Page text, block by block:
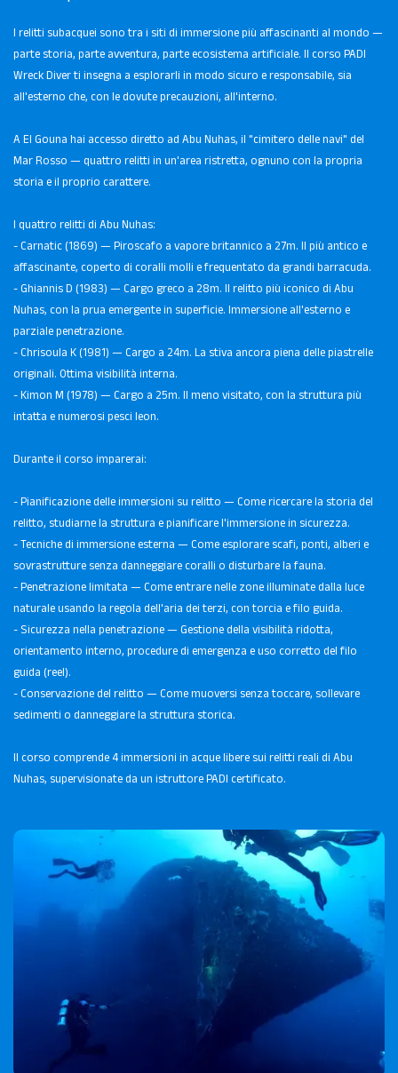
I relitti subacquei sono tra i siti di immersione più affascinanti al mondo —
parte storia, parte avventura, parte ecosistema artificiale. Il corso PADI
Wreck Diver ti insegna a esplorarli in modo sicuro e responsabile, sia
all'esterno che, con le dovute precauzioni, all'interno.
A El Gouna hai accesso diretto ad Abu Nuhas, il "cimitero delle navi" del
Mar Rosso — quattro relitti in un'area ristretta, ognuno con la propria
storia e il proprio carattere.
I quattro relitti di Abu Nuhas:
- Carnatic (1869) — Piroscafo a vapore britannico a 27m. Il più antico e
affascinante, coperto di coralli molli e frequentato da grandi barracuda.
- Ghiannis D (1983) — Cargo greco a 28m. Il relitto più iconico di Abu
Nuhas, con la prua emergente in superficie. Immersione all'esterno e
parziale penetrazione.
- Chrisoula K (1981) — Cargo a 24m. La stiva ancora piena delle piastrelle
originali. Ottima visibilità interna.
- Kimon M (1978) — Cargo a 25m. Il meno visitato, con la struttura più
intatta e numerosi pesci leon.
Durante il corso imparerai:
- Pianificazione delle immersioni su relitto — Come ricercare la storia del
relitto, studiarne la struttura e pianificare l'immersione in sicurezza.
- Tecniche di immersione esterna — Come esplorare scafi, ponti, alberi e
sovrastrutture senza danneggiare coralli o disturbare la fauna.
- Penetrazione limitata — Come entrare nelle zone illuminate dalla luce
naturale usando la regola dell'aria dei terzi, con torcia e filo guida.
- Sicurezza nella penetrazione — Gestione della visibilità ridotta,
orientamento interno, procedure di emergenza e uso corretto del filo
guida (reel).
- Conservazione del relitto — Come muoversi senza toccare, sollevare
sedimenti o danneggiare la struttura storica.
Il corso comprende 4 immersioni in acque libere sui relitti reali di Abu
Nuhas, supervisionate da un istruttore PADI certificato.